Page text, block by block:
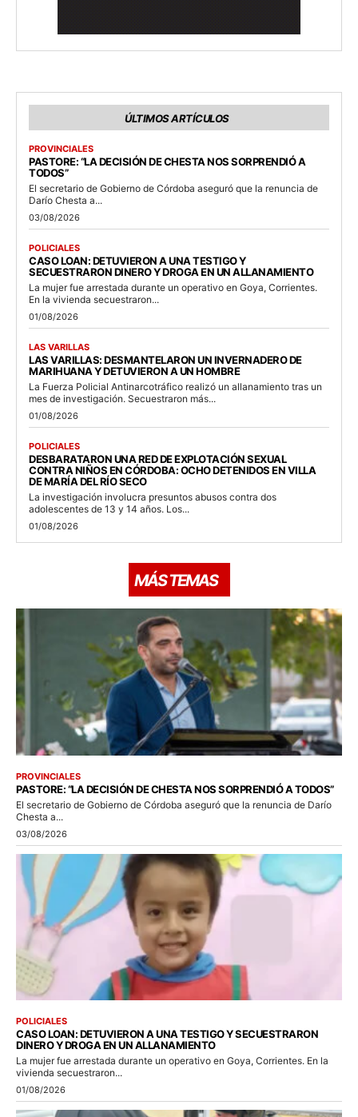
ÚLTIMOS ARTÍCULOS
PROVINCIALES
PASTORE: “LA DECISIÓN DE CHESTA NOS SORPRENDIÓ A
TODOS”
El secretario de Gobierno de Córdoba aseguró que la renuncia de
Darío Chesta a...
03/08/2026
POLICIALES
CASO LOAN: DETUVIERON A UNA TESTIGO Y
SECUESTRARON DINERO Y DROGA EN UN ALLANAMIENTO
La mujer fue arrestada durante un operativo en Goya, Corrientes.
En la vivienda secuestraron...
01/08/2026
LAS VARILLAS
LAS VARILLAS: DESMANTELARON UN INVERNADERO DE
MARIHUANA Y DETUVIERON A UN HOMBRE
La Fuerza Policial Antinarcotráfico realizó un allanamiento tras un
mes de investigación. Secuestraron más...
01/08/2026
POLICIALES
DESBARATARON UNA RED DE EXPLOTACIÓN SEXUAL
CONTRA NIÑOS EN CÓRDOBA: OCHO DETENIDOS EN VILLA
DE MARÍA DEL RÍO SECO
La investigación involucra presuntos abusos contra dos
adolescentes de 13 y 14 años. Los...
01/08/2026
MÁS TEMAS
PROVINCIALES
PASTORE: “LA DECISIÓN DE CHESTA NOS SORPRENDIÓ A TODOS”
El secretario de Gobierno de Córdoba aseguró que la renuncia de Darío
Chesta a...
03/08/2026
POLICIALES
CASO LOAN: DETUVIERON A UNA TESTIGO Y SECUESTRARON
DINERO Y DROGA EN UN ALLANAMIENTO
La mujer fue arrestada durante un operativo en Goya, Corrientes. En la
vivienda secuestraron...
01/08/2026